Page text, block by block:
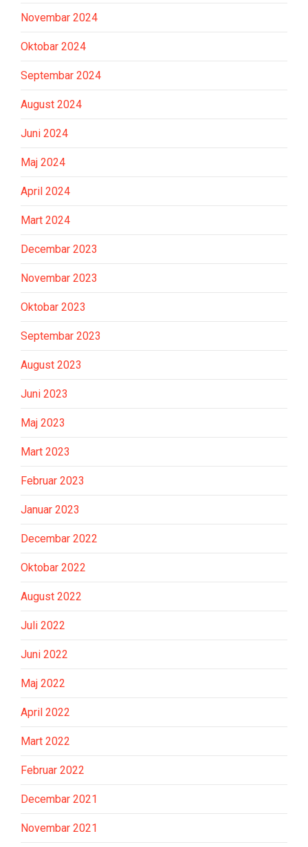
Novembar 2024
Oktobar 2024
Septembar 2024
August 2024
Juni 2024
Maj 2024
April 2024
Mart 2024
Decembar 2023
Novembar 2023
Oktobar 2023
Septembar 2023
August 2023
Juni 2023
Maj 2023
Mart 2023
Februar 2023
Januar 2023
Decembar 2022
Oktobar 2022
August 2022
Juli 2022
Juni 2022
Maj 2022
April 2022
Mart 2022
Februar 2022
Decembar 2021
Novembar 2021